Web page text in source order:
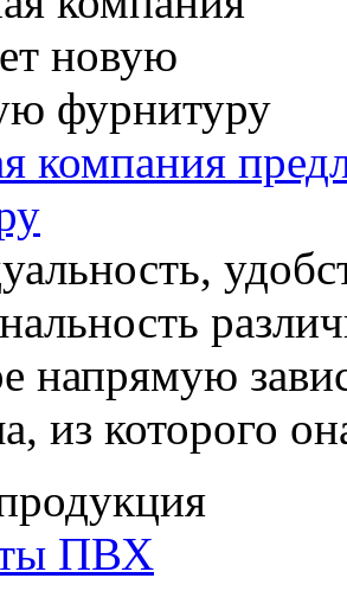
компания
напрямую
из которого
ПВХ